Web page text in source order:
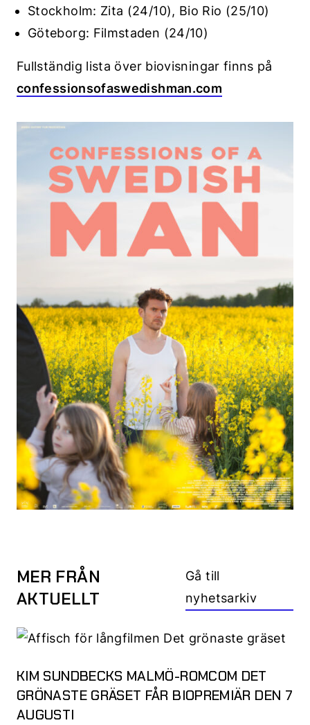
Stockholm: Zita (24/10), Bio Rio (25/10)
Göteborg: Filmstaden (24/10)
Fullständig lista över biovisningar finns på
confessionsofaswedishman.com
MER FRÅN
AKTUELLT
Gå till
nyhetsarkiv
KIM SUNDBECKS MALMÖ-ROMCOM DET
GRÖNASTE GRÄSET FÅR BIOPREMIÄR DEN 7
AUGUSTI